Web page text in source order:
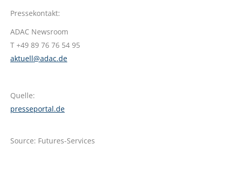
Pressekontakt:
ADAC Newsroom
T +49 89 76 76 54 95
aktuell@adac.de
Quelle:
presseportal.de
Source: Futures-Services